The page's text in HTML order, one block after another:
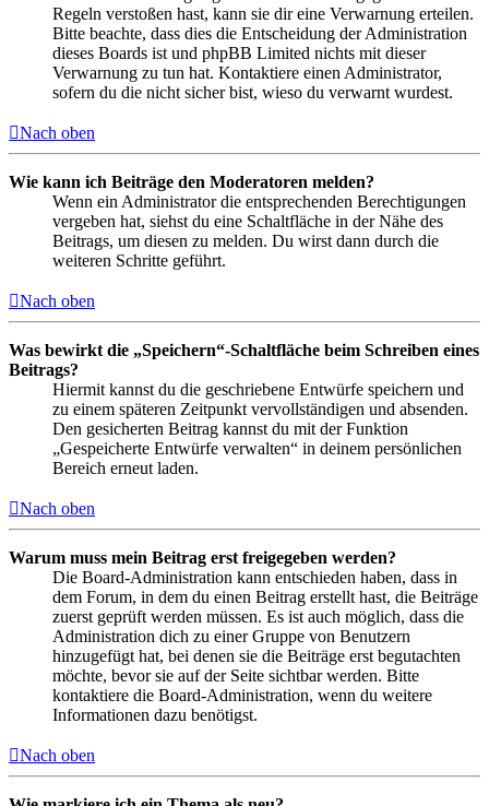
Regeln verstoßen hast, kann sie dir eine Verwarnung erteilen.
Bitte beachte, dass dies die Entscheidung der Administration
dieses Boards ist und phpBB Limited nichts mit dieser
Verwarnung zu tun hat. Kontaktiere einen Administrator,
sofern du die nicht sicher bist, wieso du verwarnt wurdest.
Nach oben
Wie kann ich Beiträge den Moderatoren melden?
Wenn ein Administrator die entsprechenden Berechtigungen
vergeben hat, siehst du eine Schaltfläche in der Nähe des
Beitrags, um diesen zu melden. Du wirst dann durch die
weiteren Schritte geführt.
Nach oben
Was bewirkt die „Speichern“-Schaltfläche beim Schreiben eines
Beitrags?
Hiermit kannst du die geschriebene Entwürfe speichern und
zu einem späteren Zeitpunkt vervollständigen und absenden.
Den gesicherten Beitrag kannst du mit der Funktion
„Gespeicherte Entwürfe verwalten“ in deinem persönlichen
Bereich erneut laden.
Nach oben
Warum muss mein Beitrag erst freigegeben werden?
Die Board-Administration kann entschieden haben, dass in
dem Forum, in dem du einen Beitrag erstellt hast, die Beiträge
zuerst geprüft werden müssen. Es ist auch möglich, dass die
Administration dich zu einer Gruppe von Benutzern
hinzugefügt hat, bei denen sie die Beiträge erst begutachten
möchte, bevor sie auf der Seite sichtbar werden. Bitte
kontaktiere die Board-Administration, wenn du weitere
Informationen dazu benötigst.
Nach oben